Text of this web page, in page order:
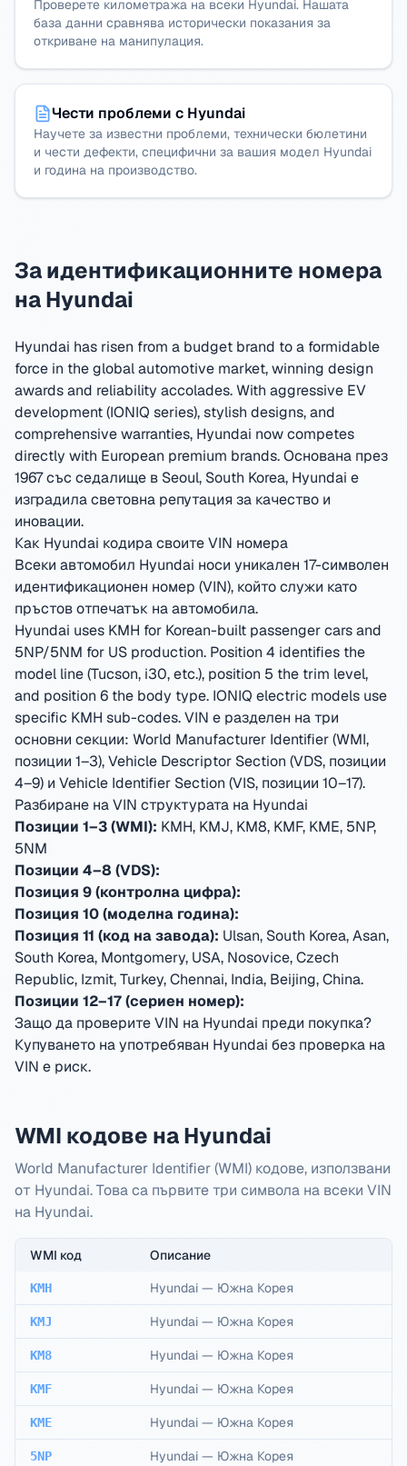
Проверете километража на всеки Hyundai. Нашата
база данни сравнява исторически показания за
откриване на манипулация.
Чести проблеми с Hyundai
Научете за известни проблеми, технически бюлетини
и чести дефекти, специфични за вашия модел Hyundai
и година на производство.
За идентификационните номера
на Hyundai
Hyundai has risen from a budget brand to a formidable
force in the global automotive market, winning design
awards and reliability accolades. With aggressive EV
development (IONIQ series), stylish designs, and
comprehensive warranties, Hyundai now competes
directly with European premium brands.Основана през
1967 със седалище в Seoul, South Korea, Hyundai е
изградила световна репутация за качество и
иновации.
Как Hyundai кодира своите VIN номера
Всеки автомобил Hyundai носи уникален 17-символен
идентификационен номер (VIN), който служи като
пръстов отпечатък на автомобила.
Hyundai uses KMH for Korean-built passenger cars and
5NP/5NM for US production. Position 4 identifies the
model line (Tucson, i30, etc.), position 5 the trim level,
and position 6 the body type. IONIQ electric models use
specific KMH sub-codes.VIN е разделен на три
основни секции: World Manufacturer Identifier (WMI,
позиции 1–3), Vehicle Descriptor Section (VDS, позиции
4–9) и Vehicle Identifier Section (VIS, позиции 10–17).
Разбиране на VIN структурата на Hyundai
Позиции 1–3 (WMI): KMH, KMJ, KM8, KMF, KME, 5NP,
5NM
Позиции 4–8 (VDS):
Позиция 9 (контролна цифра):
Позиция 10 (моделна година):
Позиция 11 (код на завода): Ulsan, South Korea, Asan,
South Korea, Montgomery, USA, Nosovice, Czech
Republic, Izmit, Turkey, Chennai, India, Beijing, China.
Позиции 12–17 (сериен номер):
Защо да проверите VIN на Hyundai преди покупка?
Купуването на употребяван Hyundai без проверка на
VIN е риск.
WMI кодове на Hyundai
World Manufacturer Identifier (WMI) кодове, използвани
от Hyundai. Това са първите три символа на всеки VIN
на Hyundai.
WMI код Описание
KMH Hyundai — Южна Корея
KMJ Hyundai — Южна Корея
KM8 Hyundai — Южна Корея
KMF Hyundai — Южна Корея
KME Hyundai — Южна Корея
5NP Hyundai — Южна Корея